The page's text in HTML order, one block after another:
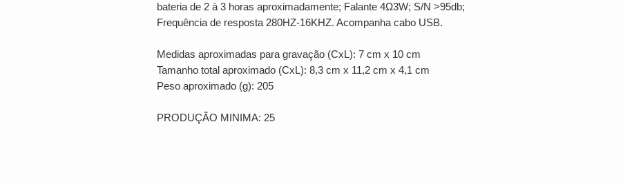
bateria de 2 à 3 horas aproximadamente; Falante 4Ω3W; S/N >95db;
Frequência de resposta 280HZ-16KHZ. Acompanha cabo USB.
Medidas aproximadas para gravação (CxL): 7 cm x 10 cm
Tamanho total aproximado (CxL): 8,3 cm x 11,2 cm x 4,1 cm
Peso aproximado (g): 205
PRODUÇÃO MINIMA: 25